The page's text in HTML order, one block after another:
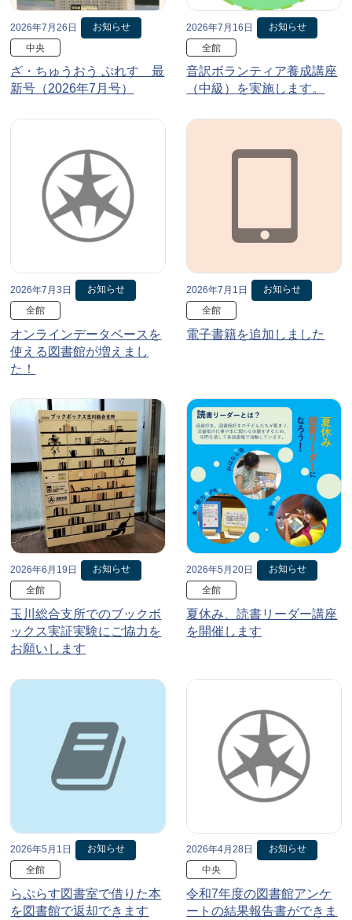
2026年7月26日
お知らせ
中央
ざ・ちゅうおう ぷれす 最
新号（2026年7月号）
2026年7月16日
お知らせ
全館
音訳ボランティア養成講座
（中級）を実施します。
2026年7月3日
お知らせ
全館
オンラインデータベースを
使える図書館が増えまし
た！
2026年7月1日
お知らせ
全館
電子書籍を追加しました
2026年6月19日
お知らせ
全館
玉川総合支所でのブックボ
ックス実証実験にご協力を
お願いします
2026年5月20日
お知らせ
全館
夏休み、読書リーダー講座
を開催します
2026年5月1日
お知らせ
全館
らぷらす図書室で借りた本
を図書館で返却できます
2026年4月28日
お知らせ
中央
令和7年度の図書館アンケ
ートの結果報告書ができま